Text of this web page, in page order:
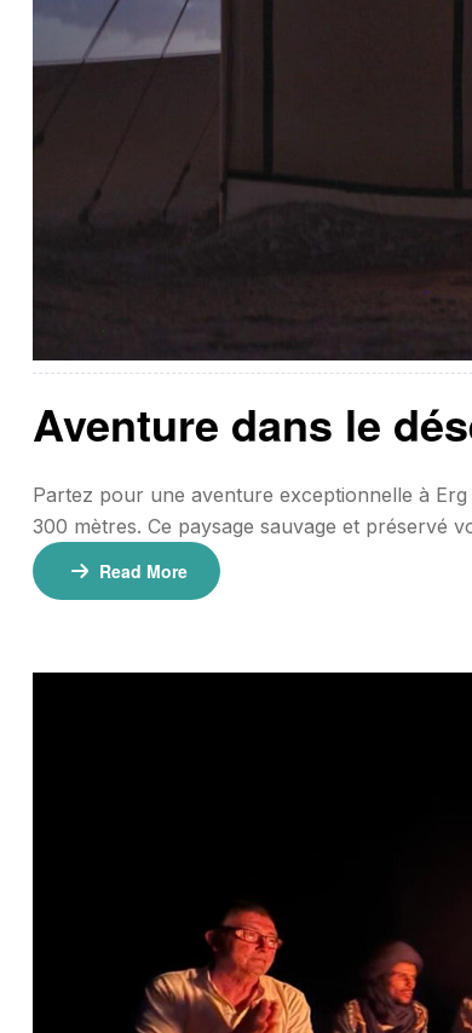
Aventure dans le
Partez pour une aventure exceptionnelle à
300 mètres. Ce paysage sauvage et préservé
inoubliable dans un campement nomade,
jours / 1 nuit📍 Point de […]
Read More